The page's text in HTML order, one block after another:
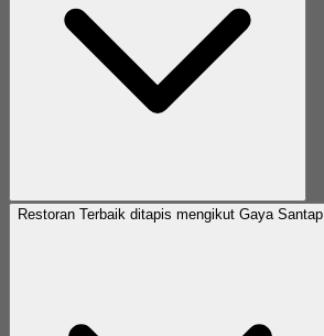
Restoran Terbaik ditapis mengikut Gaya Santap